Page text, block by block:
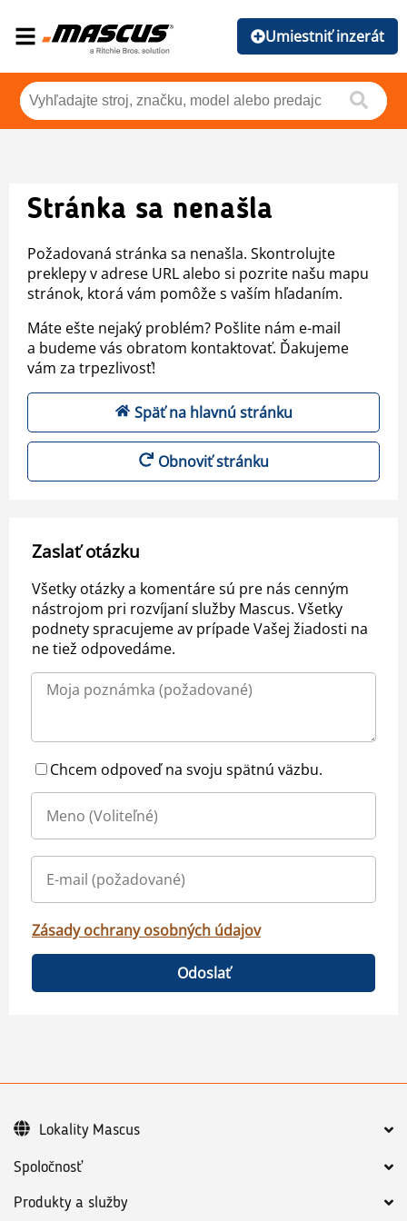
Umiestniť inzerát
Stránka sa nenašla
Požadovaná stránka sa nenašla. Skontrolujte
preklepy v adrese URL alebo si pozrite našu mapu
stránok, ktorá vám pomôže s vaším hľadaním.
Máte ešte nejaký problém? Pošlite nám e-mail
a budeme vás obratom kontaktovať. Ďakujeme
vám za trpezlivosť!
Späť na hlavnú stránku
Obnoviť stránku
Zaslať otázku
Všetky otázky a komentáre sú pre nás cenným
nástrojom pri rozvíjaní služby Mascus. Všetky
podnety spracujeme av prípade Vašej žiadosti na
ne tiež odpovedáme.
Chcem odpoveď na svoju spätnú väzbu.
Zásady ochrany osobných údajov
Odoslať
Spoločnosť
Produkty a služby
Lokality Mascus